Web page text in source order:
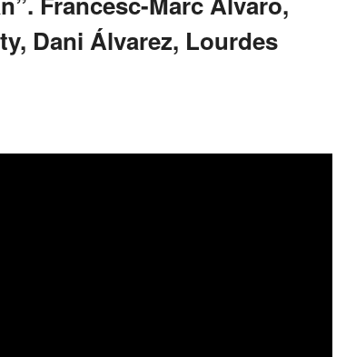
Dani Álvarez, Lourdes